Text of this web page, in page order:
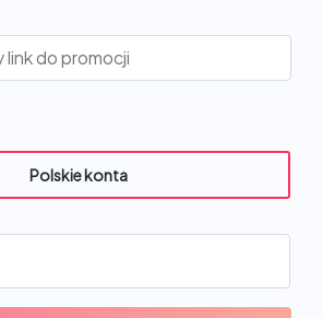
podstawie
oceny
Polskie konta